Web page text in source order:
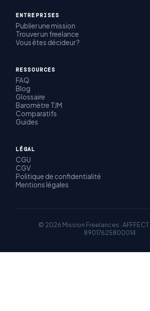
ENTREPRISES
Publier une mission
Trouver un freelance
Vous êtes décideur ?
RESSOURCES
FAQ
Blog
Glossaire
Baromètre TJM
Comparatifs
Guides
LÉGAL
CGU
CGV
Politique de confidentialité
Mentions légales
© 2026 Mission Freelances · AFFFECT
89017625800014